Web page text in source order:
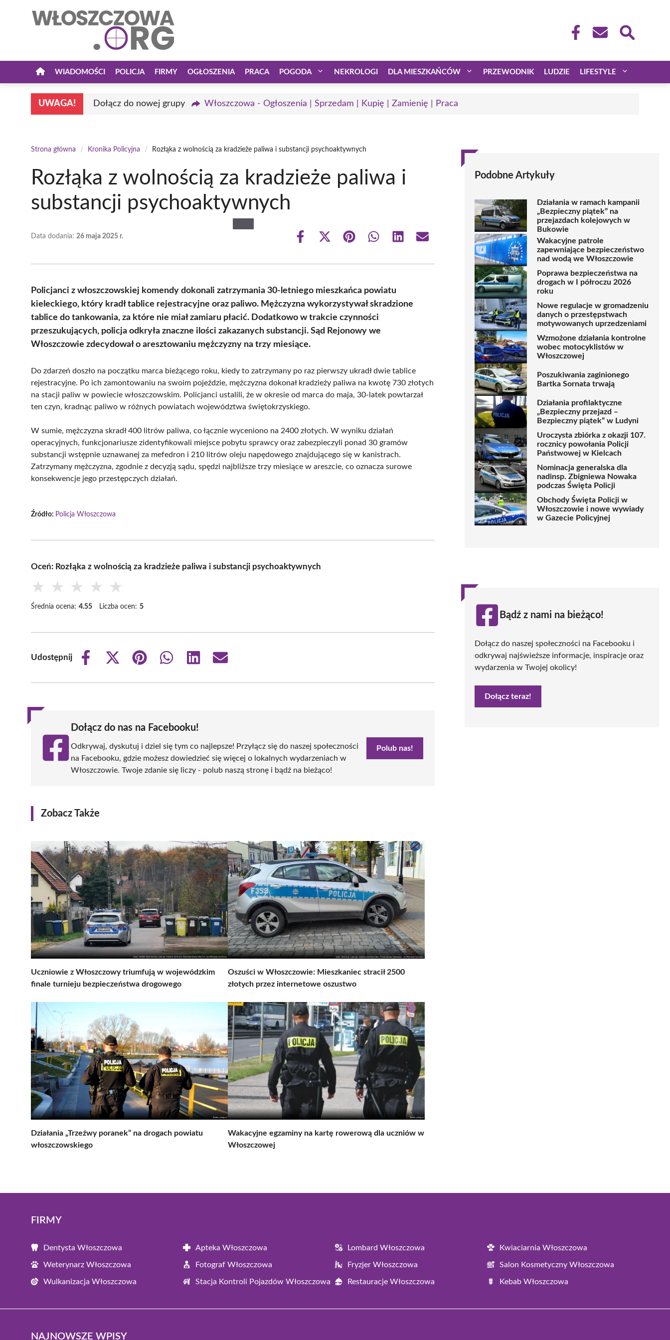
WIADOMOŚCI POLICJA FIRMY OGŁOSZENIA PRACA POGODA NEKROLOGI DLA MIESZKAŃCÓW PRZEWODNIK LUDZIE LIFESTYLE
UWAGA! Dołącz do nowej grupy Włoszczowa - Ogłoszenia | Sprzedam | Kupię | Zamienię | Praca
Strona główna / Kronika Policyjna / Rozłąka z wolnością za kradzieże paliwa i substancji psychoaktywnych
Rozłąka z wolnością za kradzieże paliwa i
substancji psychoaktywnych
Data dodania: 26 maja 2025 r.
Share
Share
(Twitter)
Share Share Share Share
Policjanci z włoszczowskiej komendy dokonali zatrzymania 30-letniego mieszkańca powiatu
kieleckiego, który kradł tablice rejestracyjne oraz paliwo. Mężczyzna wykorzystywał skradzione
tablice do tankowania, za które nie miał zamiaru płacić. Dodatkowo w trakcie czynności
przeszukujących, policja odkryła znaczne ilości zakazanych substancji. Sąd Rejonowy we
Włoszczowie zdecydował o aresztowaniu mężczyzny na trzy miesiące.
Do zdarzeń doszło na początku marca bieżącego roku, kiedy to zatrzymany po raz pierwszy ukradł dwie tablice
rejestracyjne. Po ich zamontowaniu na swoim pojeździe, mężczyzna dokonał kradzieży paliwa na kwotę 730 złotych
na stacji paliw w powiecie włoszczowskim. Policjanci ustalili, że w okresie od marca do maja, 30-latek powtarzał
ten czyn, kradnąc paliwo w różnych powiatach województwa świętokrzyskiego.
W sumie, mężczyzna skradł 400 litrów paliwa, co łącznie wyceniono na 2400 złotych. W wyniku działań
operacyjnych, funkcjonariusze zidentyfikowali miejsce pobytu sprawcy oraz zabezpieczyli ponad 30 gramów
substancji wstępnie uznawanej za mefedron i 210 litrów oleju napędowego znajdującego się w kanistrach.
Zatrzymany mężczyzna, zgodnie z decyzją sądu, spędzi najbliższe trzy miesiące w areszcie, co oznacza surowe
konsekwencje jego przestępczych działań.
Źródło: Policja Włoszczowa
Oceń: Rozłąka z wolnością za kradzieże paliwa i substancji psychoaktywnych
★ ★ ★ ★ ★
Średnia ocena: 4.55 Liczba ocen: 5
Udostępnij
Share
Share
(Twitter)
Share
Share
Share
Share
Dołącz do nas na Facebooku!
Odkrywaj, dyskutuj i dziel się tym co najlepsze! Przyłącz się do naszej społeczności
na Facebooku, gdzie możesz dowiedzieć się więcej o lokalnych wydarzeniach w
Włoszczowie. Twoje zdanie się liczy - polub naszą stronę i bądź na bieżąco!
Polub nas!
Zobacz Także
Uczniowie z Włoszczowy triumfują w wojewódzkim
finale turnieju bezpieczeństwa drogowego
Oszuści w Włoszczowie: Mieszkaniec stracił 2500
złotych przez internetowe oszustwo
Działania „Trzeźwy poranek” na drogach powiatu
włoszczowskiego
Wakacyjne egzaminy na kartę rowerową dla uczniów w
Włoszczowej
Podobne Artykuły
Działania w ramach kampanii
„Bezpieczny piątek” na
przejazdach kolejowych w
Bukowie
Wakacyjne patrole
zapewniające bezpieczeństwo
nad wodą we Włoszczowie
Poprawa bezpieczeństwa na
drogach w I półroczu 2026
roku
Nowe regulacje w gromadzeniu
danych o przestępstwach
motywowanych uprzedzeniami
Wzmożone działania kontrolne
wobec motocyklistów w
Włoszczowej
Poszukiwania zaginionego
Bartka Sornata trwają
Działania profilaktyczne
„Bezpieczny przejazd –
Bezpieczny piątek” w Ludyni
Uroczysta zbiórka z okazji 107.
rocznicy powołania Policji
Państwowej w Kielcach
Nominacja generalska dla
nadinsp. Zbigniewa Nowaka
podczas Święta Policji
Obchody Święta Policji w
Włoszczowie i nowe wywiady
w Gazecie Policyjnej
Bądź z nami na bieżąco!
Dołącz do naszej społeczności na Facebooku i
odkrywaj najświeższe informacje, inspiracje oraz
wydarzenia w Twojej okolicy!
Dołącz teraz!
FIRMY
Dentysta Włoszczowa Apteka Włoszczowa Lombard Włoszczowa Kwiaciarnia Włoszczowa
Weterynarz Włoszczowa Fotograf Włoszczowa Fryzjer Włoszczowa Salon Kosmetyczny Włoszczowa
Wulkanizacja Włoszczowa Stacja Kontroli Pojazdów Włoszczowa Restauracje Włoszczowa Kebab Włoszczowa
NAJNOWSZE WPISY